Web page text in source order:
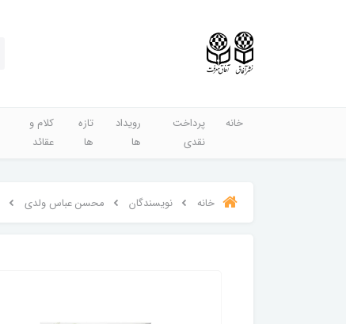
خانه
پرداخت
نقدی
رویداد
ها
تازه
ها
کلام و
عقائد
خانه نویسندگان محسن عباس ولدی